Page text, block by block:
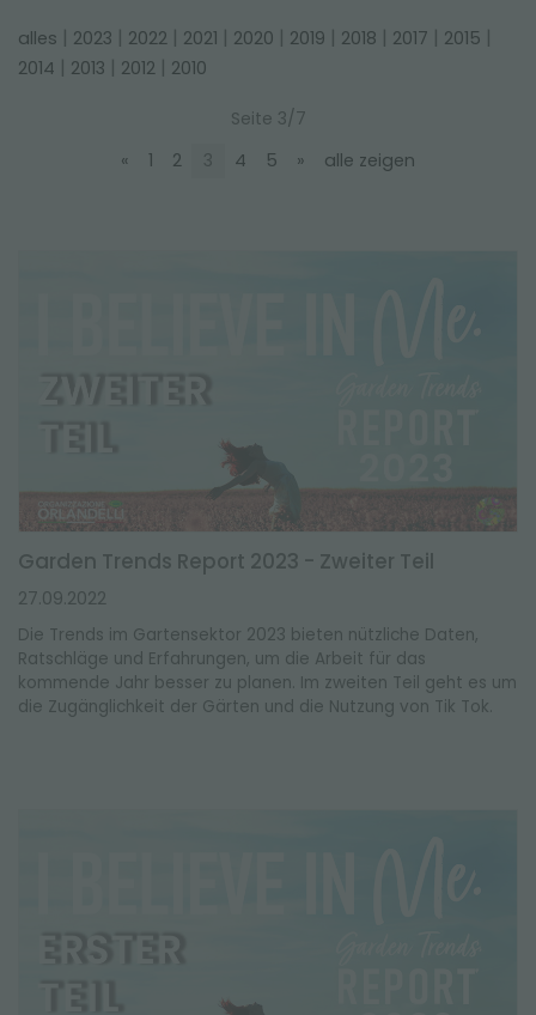
NEWSLETTER
alles | 2023 | 2022 | 2021 | 2020 | 2019 | 2018 | 2017 | 2015 |
2014 | 2013 | 2012 | 2010
Seite 3/7
«
1 2 3 4 5 » alle zeigen
Garden Trends Report 2023 - Zweiter Teil
27.09.2022
Die Trends im Gartensektor 2023 bieten nützliche Daten,
Ratschläge und Erfahrungen, um die Arbeit für das
kommende Jahr besser zu planen. Im zweiten Teil geht es um
die Zugänglichkeit der Gärten und die Nutzung von Tik Tok.